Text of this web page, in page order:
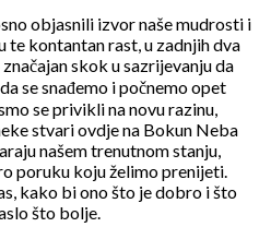
objasnili izvor naše mudrosti i
te kontantan rast, u zadnjih dva
skok u sazrijevanju da
se snađemo i počnemo opet
se privikli na novu razinu,
stvari ovdje na Bokun Neba
našem trenutnom stanju,
poruku koju želimo prenijeti.
kako bi ono što je dobro i što
što bolje.